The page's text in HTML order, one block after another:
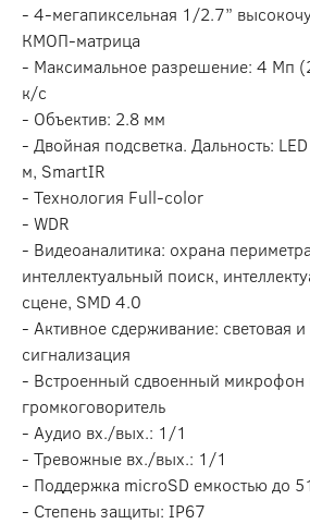
- 4-мегапиксельная 1/2.7”
КМОП-матрица
- Максимальное разрешение: 4 Мп
к/с
- Объектив: 2.8 мм
- Двойная подсветка. Дальность:
м, SmartIR
- Технология Full-color
- WDR
- Видеоаналитика: охрана
интеллектуальный поиск,
сцене, SMD 4.0
- Активное сдерживание: световая и
сигнализация
- Встроенный сдвоенный микрофон
громкоговоритель
- Аудио вх./вых.: 1/1
- Тревожные вх./вых.: 1/1
- Поддержка microSD емкостью до
- Степень защиты: IP67